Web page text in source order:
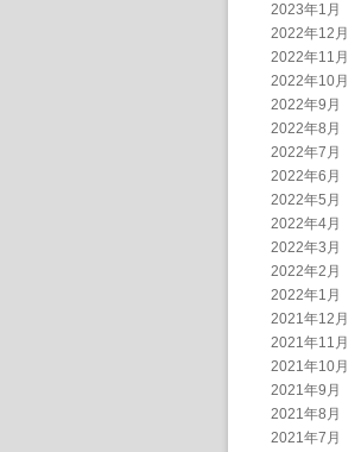
2023年1月
2022年12月
2022年11月
2022年10月
2022年9月
2022年8月
2022年7月
2022年6月
2022年5月
2022年4月
2022年3月
2022年2月
2022年1月
2021年12月
2021年11月
2021年10月
2021年9月
2021年8月
2021年7月